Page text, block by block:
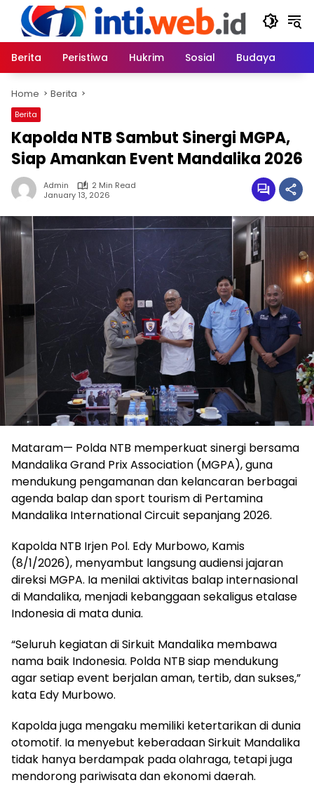
content
Berita
Peristiwa Hukrim Sosial Budaya
Home Berita
Berita
Kapolda NTB Sambut Sinergi MGPA,
Siap Amankan Event Mandalika 2026
Admin
2 Min Read
January 13, 2026
Mataram— Polda NTB memperkuat sinergi bersama
Mandalika Grand Prix Association (MGPA), guna
mendukung pengamanan dan kelancaran berbagai
agenda balap dan sport tourism di Pertamina
Mandalika International Circuit sepanjang 2026.
Kapolda NTB Irjen Pol. Edy Murbowo, Kamis
(8/1/2026), menyambut langsung audiensi jajaran
direksi MGPA. Ia menilai aktivitas balap internasional
di Mandalika, menjadi kebanggaan sekaligus etalase
Indonesia di mata dunia.
“Seluruh kegiatan di Sirkuit Mandalika membawa
nama baik Indonesia. Polda NTB siap mendukung
agar setiap event berjalan aman, tertib, dan sukses,”
kata Edy Murbowo.
Kapolda juga mengaku memiliki ketertarikan di dunia
otomotif. Ia menyebut keberadaan Sirkuit Mandalika
tidak hanya berdampak pada olahraga, tetapi juga
mendorong pariwisata dan ekonomi daerah.